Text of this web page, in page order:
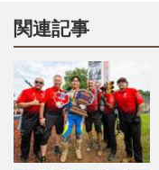
関連記事